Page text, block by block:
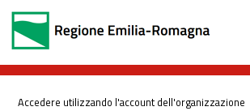
Accedere utilizzando l'account dell'organizzazione